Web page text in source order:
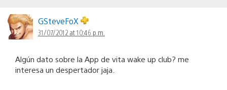
GSteveFoX
31/07/2012 at 10:46 p.m.
Algún dato sobre la App de vita wake up club? me
interesa un despertador jaja.